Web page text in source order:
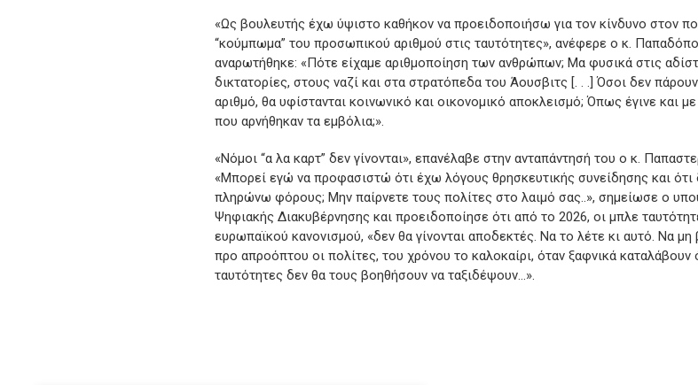
«Ως βουλευτής έχω ύψιστο καθήκον να προειδοποιήσω για τον κίνδυνο στον
“κούμπωμα” του προσωπικού αριθμού στις ταυτότητες», ανέφερε ο κ.
αναρωτήθηκε: «Πότε είχαμε αριθμοποίηση των ανθρώπων; Μα φυσικά στις
δικτατορίες, στους ναζί και στα στρατόπεδα του Άουσβιτς [. . .] Όσοι δεν
αριθμό, θα υφίστανται κοινωνικό και οικονομικό αποκλεισμό; Όπως έγινε και
που αρνήθηκαν τα εμβόλια;».
«Νόμοι “α λα καρτ” δεν γίνονται», επανέλαβε στην ανταπάντησή του ο κ.
«Μπορεί εγώ να προφασιστώ ότι έχω λόγους θρησκευτικής συνείδησης και
πληρώνω φόρους; Μην παίρνετε τους πολίτες στο λαιμό σας..», σημείωσε ο
Ψηφιακής Διακυβέρνησης και προειδοποίησε ότι από το 2026, οι μπλε
ευρωπαϊκού κανονισμού, «δεν θα γίνονται αποδεκτές. Να το λέτε κι αυτό. Να μη
προ απροόπτου οι πολίτες, του χρόνου το καλοκαίρι, όταν ξαφνικά καταλάβουν
ταυτότητες δεν θα τους βοηθήσουν να ταξιδέψουν…».